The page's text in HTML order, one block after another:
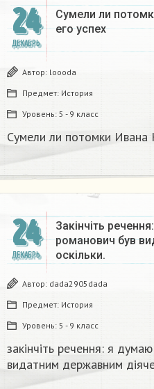
24
ДЕКАБРЬ
Сумели ли
его успех
Автор: loooda
Предмет: История
Уровень: 5 - 9 класс
Сумели ли потомки Ивана
24
ДЕКАБРЬ
Закінчіть
романович був
оскільки.
Автор: dada2905dada
Предмет: История
Уровень: 5 - 9 класс
закінчіть речення: я
видатним державним